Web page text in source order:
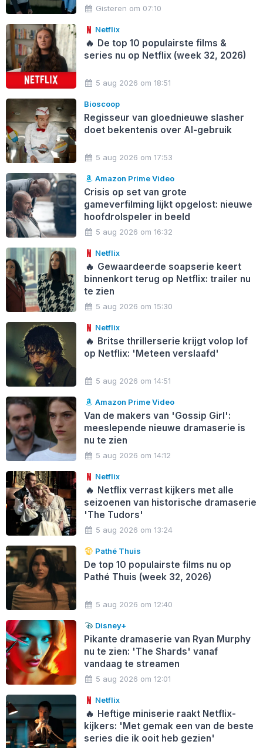
Gisteren om 07:10
Netflix
🔥 De top 10 populairste films &
series nu op Netflix (week 32, 2026)
5 aug 2026 om 18:51
Bioscoop
Regisseur van gloednieuwe slasher
doet bekentenis over AI-gebruik
5 aug 2026 om 17:53
Amazon Prime Video
Crisis op set van grote
gameverfilming lijkt opgelost: nieuwe
hoofdrolspeler in beeld
5 aug 2026 om 16:32
Netflix
🔥 Gewaardeerde soapserie keert
binnenkort terug op Netflix: trailer nu
te zien
5 aug 2026 om 15:30
Netflix
🔥 Britse thrillerserie krijgt volop lof
op Netflix: 'Meteen verslaafd'
5 aug 2026 om 14:51
Amazon Prime Video
Van de makers van 'Gossip Girl':
meeslepende nieuwe dramaserie is
nu te zien
5 aug 2026 om 14:12
Netflix
🔥 Netflix verrast kijkers met alle
seizoenen van historische dramaserie
'The Tudors'
5 aug 2026 om 13:24
Pathé Thuis
De top 10 populairste films nu op
Pathé Thuis (week 32, 2026)
5 aug 2026 om 12:40
Disney+
Pikante dramaserie van Ryan Murphy
nu te zien: 'The Shards' vanaf
vandaag te streamen
5 aug 2026 om 12:01
Netflix
🔥 Heftige miniserie raakt Netflix-
kijkers: 'Met gemak een van de beste
series die ik ooit heb gezien'